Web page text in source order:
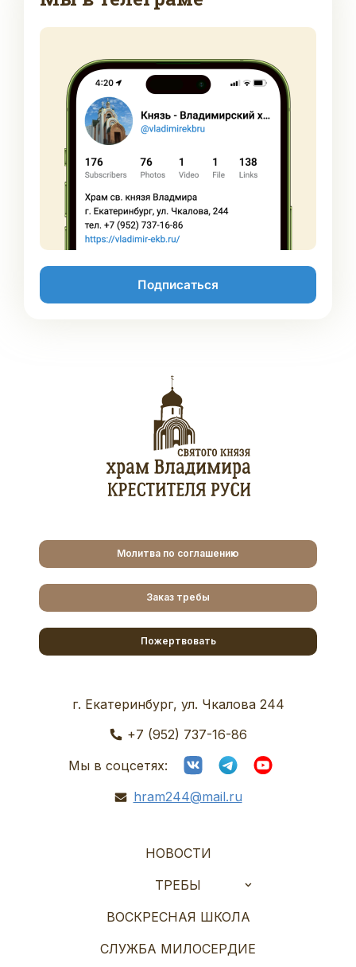
Подписаться
Молитва по соглашению
Заказ требы
Пожертвовать
г. Екатеринбург, ул. Чкалова 244
+7 (952) 737-16-86
Мы в соцсетях:
hram244@mail.ru
НОВОСТИ
ТРЕБЫ
ВОСКРЕСНАЯ ШКОЛА
СЛУЖБА МИЛОСЕРДИЕ